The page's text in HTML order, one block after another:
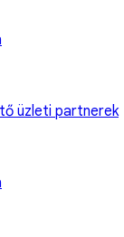
üzleti partnerek